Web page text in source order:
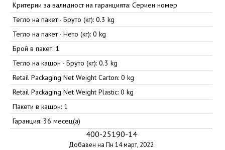
Критерии за валидност на гаранцията: Сериен номер
Тегло на пакет - Бруто (кг): 0.3 kg
Тегло на пакет - Нето (кг): 0 kg
Брой в пакет: 1
Тегло на кашон - Бруто (кг): 0.3 kg
Retail Packaging Net Weight Carton: 0 kg
Retail Packaging Net Weight Plastic: 0 kg
Пакети в кашон: 1
Гаранция: 36 месец(а)
400-25190-14
Добавен на Пн 14 март, 2022